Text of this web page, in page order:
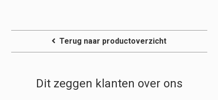
Terug naar productoverzicht
Dit zeggen klanten over ons